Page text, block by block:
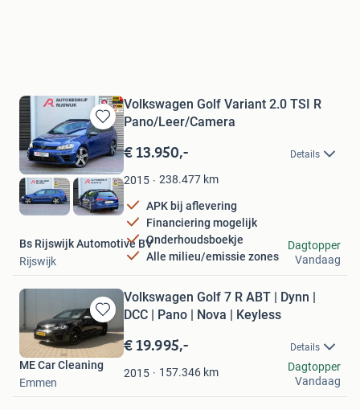
Bewaren
in
Mijn
Favorieten
Volkswagen Golf Variant 2.0 TSI R
Pano/Leer/Camera
€ 13.950,- Details
2015 238.477 km
APK bij aflevering
Financiering mogelijk
Onderhoudsboekje
Alle milieu/emissie zones
Bs Rijswijk Automotive BV
Rijswijk
Dagtopper
Vandaag
Bewaren
in
Mijn
Favorieten
Volkswagen Golf 7 R ABT | Dynn |
DCC | Pano | Nova | Keyless
€ 19.995,- Details
2015 157.346 km
ME Car Cleaning
Emmen
Dagtopper
Vandaag